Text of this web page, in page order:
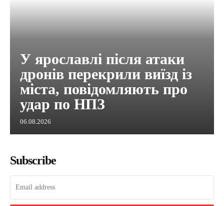
У ярославлі після атаки
дронів перекрили виїзд із
міста, повідомляють про
удар по НПЗ
06.08.2026
Subscribe